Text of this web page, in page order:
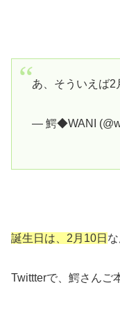
あ、そういえば2
— 鰐◆WANI
誕生日は、2月10日
Twittterで、鰐さんご